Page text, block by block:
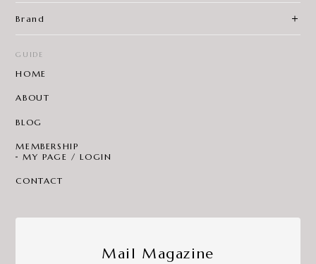
Brand
GUIDE
HOME
ABOUT
BLOG
MEMBERSHIP
MY PAGE / LOGIN
CONTACT
Mail Magazine